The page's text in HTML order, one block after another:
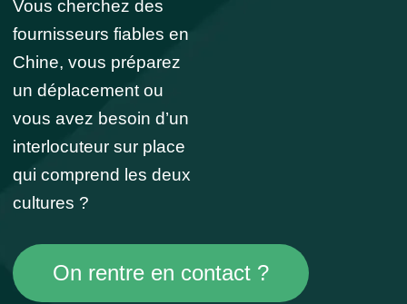
Vous cherchez des
fournisseurs fiables en
Chine, vous préparez
un déplacement ou
vous avez besoin d’un
interlocuteur sur place
qui comprend les deux
cultures ?
On rentre en contact ?